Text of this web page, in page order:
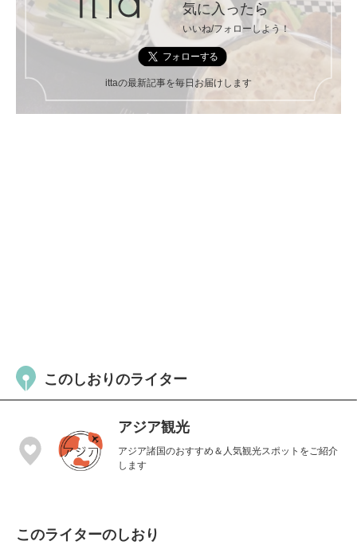
気に入ったら
いいね/フォローしよう！
ittaの最新記事を毎日お届けします
このしおりのライター
アジア観光
アジア諸国のおすすめ＆人気観光スポットをご紹介
します
このライターのしおり